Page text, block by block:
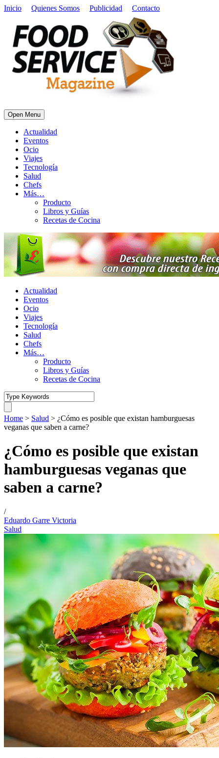
Inicio Quienes Somos Publicidad Contacto
Open Menu
Actualidad
Eventos
Ocio
Viajes
Tecnología
Salud
Chefs
Más…
Producto
Libros y Guías
Recetas de Cocina
Actualidad
Eventos
Ocio
Viajes
Tecnología
Salud
Chefs
Más…
Producto
Libros y Guías
Recetas de Cocina
Home > Salud > ¿Cómo es posible que existan hamburguesas
veganas que saben a carne?
¿Cómo es posible que existan
hamburguesas veganas que
saben a carne?
/
Eduardo Garre Victoria
Salud